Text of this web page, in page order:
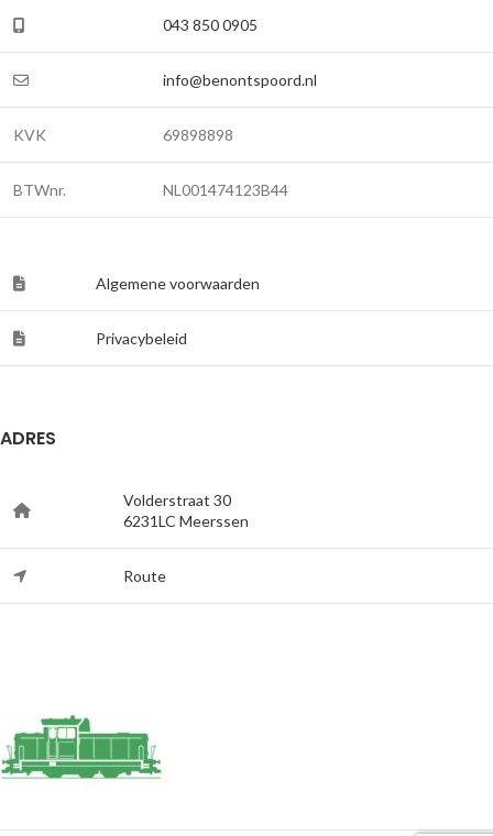
043 850 0905
info@benontspoord.nl
KVK 69898898
BTWnr. NL001474123B44
Algemene voorwaarden
Privacybeleid
ADRES
Volderstraat 30
6231LC Meerssen
Route